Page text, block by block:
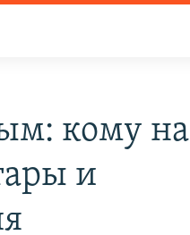
кому на
и